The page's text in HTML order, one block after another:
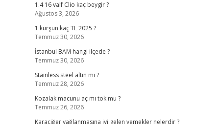
1.4 16 valf Clio kaç beygir ?
Ağustos 3, 2026
1 kurşun kaç TL 2025 ?
Temmuz 30, 2026
İstanbul BAM hangi ilçede ?
Temmuz 30, 2026
Stainless steel altın mı ?
Temmuz 28, 2026
Kozalak macunu aç mı tok mu ?
Temmuz 26, 2026
Karaciğer yağlanmasına iyi gelen yemekler nelerdir ?